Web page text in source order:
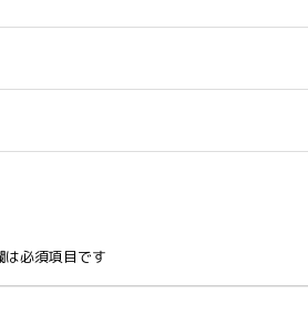
は必須項目です